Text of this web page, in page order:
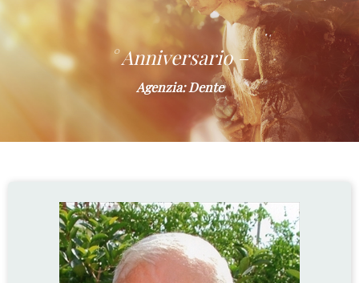
° Anniversario –
Agenzia: Dente